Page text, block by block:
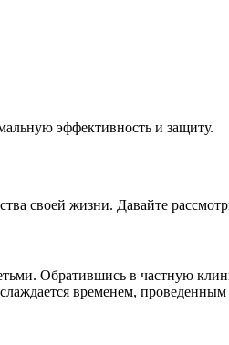
эффективность и защиту.
своей жизни. Давайте
Обратившись в частную
временем, проведенным